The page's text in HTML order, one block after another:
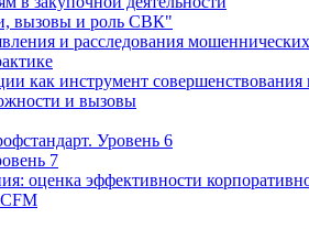
вызовы и роль СВК"
и расследования
как инструмент
и вызовы
Уровень 6
7
оценка эффективности